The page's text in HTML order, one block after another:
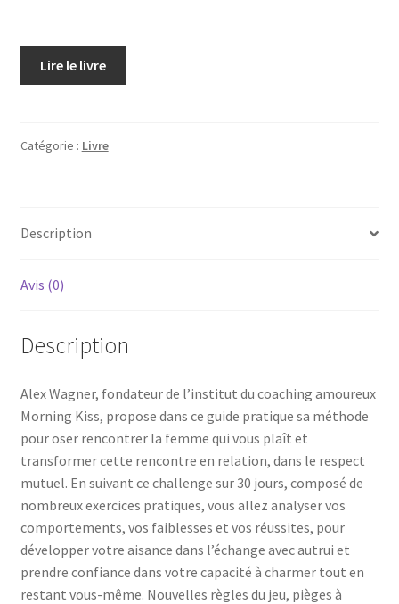
Lire le livre
Catégorie : Livre
Description
Avis (0)
Description
Alex Wagner, fondateur de l’institut du coaching amoureux
Morning Kiss, propose dans ce guide pratique sa méthode
pour oser rencontrer la femme qui vous plaît et
transformer cette rencontre en relation, dans le respect
mutuel. En suivant ce challenge sur 30 jours, composé de
nombreux exercices pratiques, vous allez analyser vos
comportements, vos faiblesses et vos réussites, pour
développer votre aisance dans l’échange avec autrui et
prendre confiance dans votre capacité à charmer tout en
restant vous-même. Nouvelles règles du jeu, pièges à